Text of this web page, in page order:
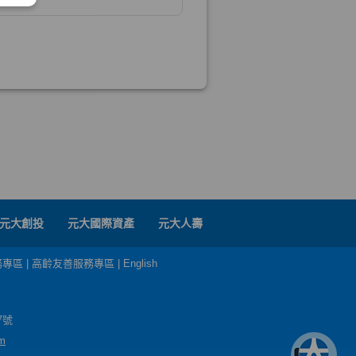
元大創投 元大國際資產 元大人壽
區 高齡友善服務專區 English
號